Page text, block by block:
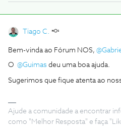
Tiago C.
Bem-vinda ao Fórum NOS,
O @Guimas deu uma boa ajuda.
Sugerimos que fique atenta ao
Ajude a comunidade a encontrar
como "Melhor Resposta" e faça